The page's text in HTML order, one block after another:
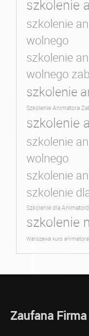
szkolenie
szkolenie
wolnego
szkolenie
wolnego
szkolenie
Szkolenie Animatora
szkolenie
szkolenie
wolnego
szkolenie
szkolenie
Szkolenie dla
szkolenie
Warszawa kurs animatora
Zaufana Firma